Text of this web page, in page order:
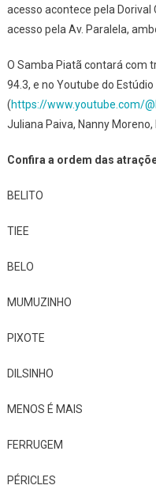
acesso acontece pela Dorival
acesso pela Av. Paralela,
O Samba Piatã contará com
94.3, e no Youtube do Estúdio
(https://www.youtube.com/
Juliana Paiva, Nanny
Confira a ordem das
BELITO
TIEE
BELO
MUMUZINHO
PIXOTE
DILSINHO
MENOS É MAIS
FERRUGEM
PÉRICLES